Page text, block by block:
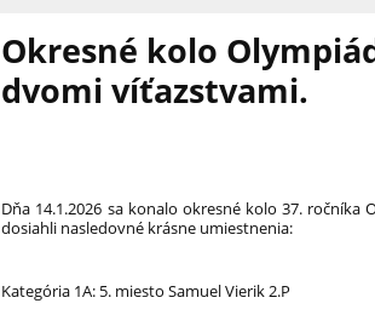
Okresné kolo
dvomi víťazstvami.
Dňa 14.1.2026 sa konalo okresné kolo 37.
dosiahli nasledovné krásne umiestnenia:
Kategória 1A: 5. miesto Samuel Vierik 2.P